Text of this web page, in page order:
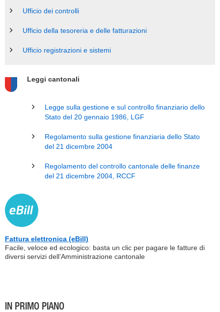
Ufficio dei controlli
Ufficio della tesoreria e delle fatturazioni
Ufficio registrazioni e sistemi
Leggi cantonali
Legge sulla gestione e sul controllo finanziario dello
Stato del 20 gennaio 1986, LGF
Regolamento sulla gestione finanziaria dello Stato
del 21 dicembre 2004
Regolamento del controllo cantonale delle finanze
del 21 dicembre 2004, RCCF
Fattura elettronica (eBill)
Facile, veloce ed ecologico: basta un clic per pagare le fatture di
diversi servizi dell’Amministrazione cantonale
IN PRIMO PIANO